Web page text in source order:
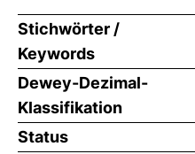
Stichwörter /
Keywords
Dewey-Dezimal-
Klassifikation
Status